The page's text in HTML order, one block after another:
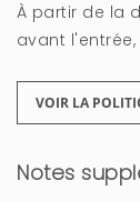
Raquel
À partir de la
avant
VOIR LA
Notes